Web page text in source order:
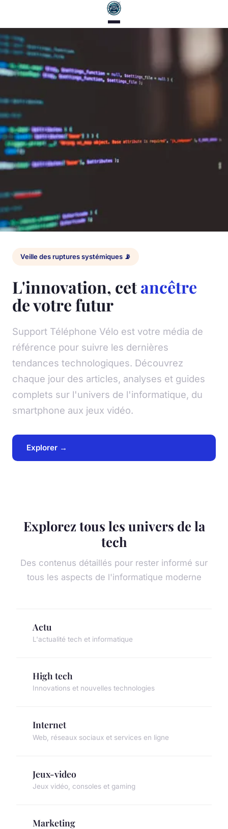
Veille des ruptures systémiques 📡
L'innovation, cetancêtre
de votre futur
Support Téléphone Vélo est votre média de
référence pour suivre les dernières
tendances technologiques. Découvrez
chaque jour des articles, analyses et guides
complets sur l'univers de l'informatique, du
smartphone aux jeux vidéo.
Explorer →
Explorez tous les univers de la
tech
Des contenus détaillés pour rester informé sur
tous les aspects de l'informatique moderne
Actu
L'actualité tech et informatique
High tech
Innovations et nouvelles technologies
Internet
Web, réseaux sociaux et services en ligne
Jeux-video
Jeux vidéo, consoles et gaming
Marketing